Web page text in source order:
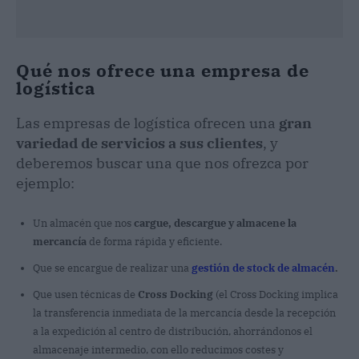
Qué nos ofrece una empresa de
logística
Las empresas de logística ofrecen una gran
variedad de servicios a sus clientes, y
deberemos buscar una que nos ofrezca por
ejemplo:
Un almacén que nos cargue, descargue y almacene la
mercancía de forma rápida y eficiente.
Que se encargue de realizar una gestión de stock de almacén.
Que usen técnicas de Cross Docking (el Cross Docking implica
la transferencia inmediata de la mercancía desde la recepción
a la expedición al centro de distribución, ahorrándonos el
almacenaje intermedio, con ello reducimos costes y